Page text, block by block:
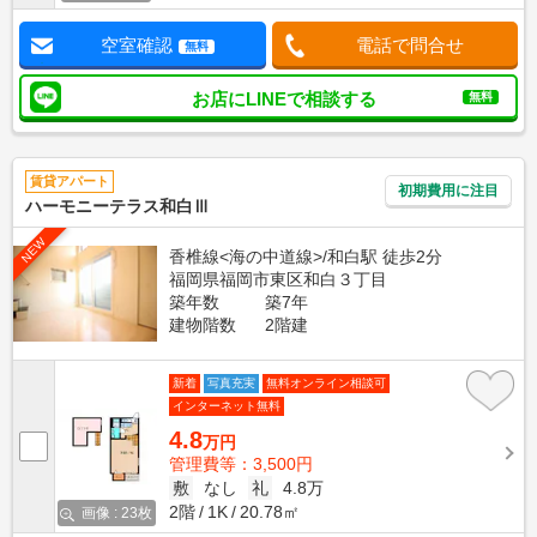
空室確認 無料 電話で問合せ
お店にLINEで相談する 無料
賃貸アパート
ハーモニーテラス和白Ⅲ
初期費用に注目
NEW
香椎線<海の中道線>/和白駅 徒歩2分
福岡県福岡市東区和白３丁目
築年数
築7年
建物階数
2階建
画像 : 23枚
新着 写真充実
無料オンライン相談可
インターネット無料
4.8万円
管理費等：3,500円
敷
なし 礼
4.8万
2階
1K 20.78㎡